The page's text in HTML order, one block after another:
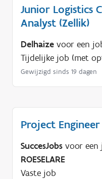
Junior Logistics
Analyst (Zellik)
Delhaize voor een
Tijdelijke job (met
Gewijzigd sinds 19 dagen
Project
SuccesJobs voor een
ROESELARE
Vaste job